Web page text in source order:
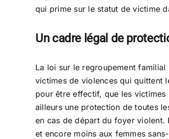
qui prime sur le statut de victime
Un cadre légal de
La loi sur le regroupement
victimes de violences qui quittent
pour être effectif, que les victimes
ailleurs une protection de toutes
en cas de départ du foyer violent.
et encore moins aux femmes